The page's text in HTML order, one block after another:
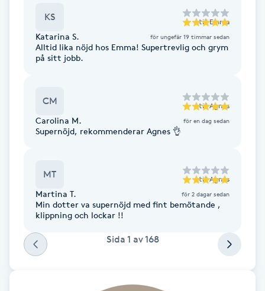
Hot yoga
Huduppstramning
Hudvård
Hyaluronsyra
Hyperhidros
Hypnos
Hårborttagning
KS till Emma
Katarina S. för ungefär 19 timmar sedan
Alltid lika nöjd hos Emma! Supertrevlig och grym
på sitt jobb.
CM till Agnes
Carolina M. för en dag sedan
Supernöjd, rekommenderar Agnes 👌
MT till Agnes
Martina T. för 2 dagar sedan
Min dotter va supernöjd med fint bemötande ,
klippning och lockar !!
Sida 1 av168